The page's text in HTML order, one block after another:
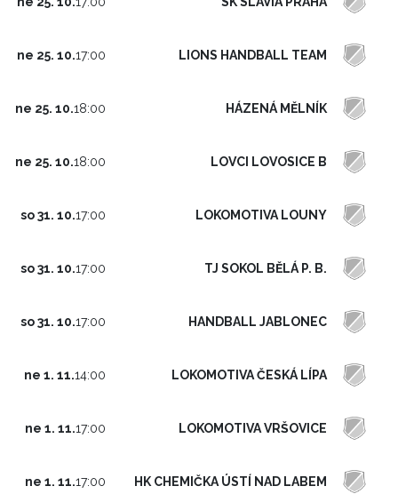
ne 25. 10.17:00 LIONS HANDBALL TEAM
ne 25. 10.18:00 HÁZENÁ MĚLNÍK
ne 25. 10.18:00 LOVCI LOVOSICE B
so 31. 10.17:00 LOKOMOTIVA LOUNY
so 31. 10.17:00 TJ SOKOL BĚLÁ P. B.
so 31. 10.17:00 HANDBALL JABLONEC
ne 1. 11.14:00 LOKOMOTIVA ČESKÁ LÍPA
ne 1. 11.17:00 LOKOMOTIVA VRŠOVICE
ne 1. 11.17:00 HK CHEMIČKA ÚSTÍ NAD LABEM